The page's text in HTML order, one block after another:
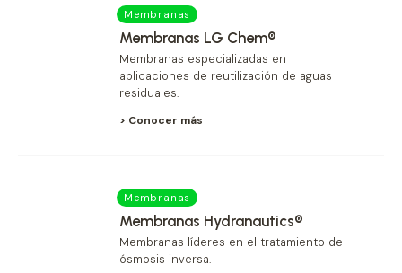
Membranas
Membranas LG Chem®
Membranas especializadas en
aplicaciones de reutilización de aguas
residuales.
> Conocer más
Membranas
Membranas Hydranautics®
Membranas líderes en el tratamiento de
ósmosis inversa.